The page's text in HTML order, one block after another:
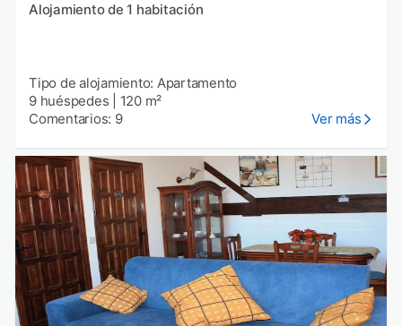
Alojamiento de 1 habitación
Tipo de alojamiento: Apartamento
9 huéspedes
120 m²
Comentarios: 9
Ver más